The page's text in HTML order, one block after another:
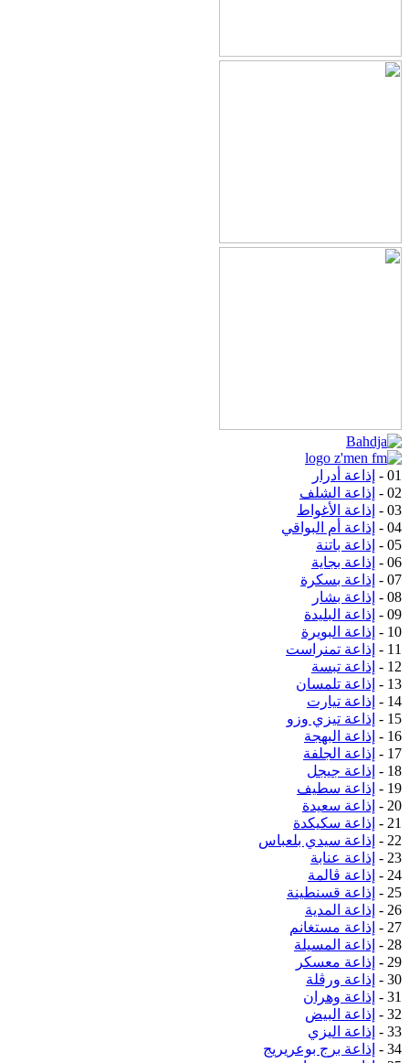
01 -
إذاعة أدرار
02 -
إذاعة الشلف
03 -
إذاعة الأغواط
04 -
إذاعة أم البواقي
05 -
إذاعة باتنة
06 -
إذاعة بجاية
07 -
إذاعة بسكرة
08 -
إذاعة بشار
09 -
إذاعة البليدة
10 -
إذاعة البويرة
11 -
إذاعة تمنراست
12 -
إذاعة تبسة
13 -
إذاعة تلمسان
14 -
إذاعة تيارت
15 -
إذاعة تيزي وزو
16 -
إذاعة البهجة
17 -
إذاعة الجلفة
18 -
إذاعة جيجل
19 -
إذاعة سطيف
20 -
إذاعة سعيدة
21 -
إذاعة سكيكدة
22 -
إذاعة سيدي بلعباس
23 -
إذاعة عنابة
24 -
إذاعة ڤالمة
25 -
إذاعة قسنطينة
26 -
إذاعة المدية
27 -
إذاعة مستغانم
28 -
إذاعة المسيلة
29 -
إذاعة معسكر
30 -
إذاعة ورڤلة
31 -
إذاعة وهران
32 -
إذاعة البيض
33 -
إذاعة اليزي
34 -
إذاعة برج بوعريريج